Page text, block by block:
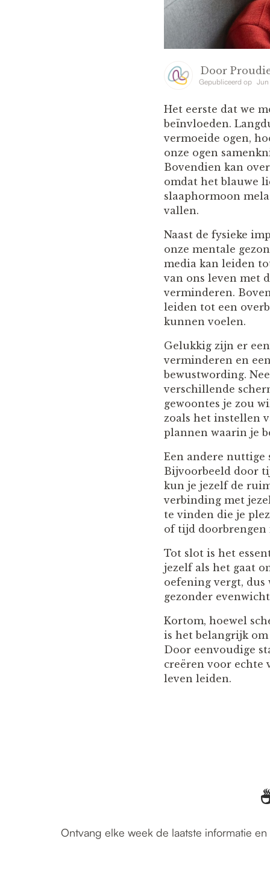
Door
Gepubliceerd op Jun
Het eerste dat we
beïnvloeden.
vermoeide ogen,
onze ogen
Bovendien kan
omdat het blauwe
slaaphormoon
vallen.
Naast de fysieke
onze mentale
media kan leiden
van ons leven met
verminderen.
leiden tot een
kunnen voelen.
Gelukkig zijn er
verminderen en
bewustwording.
verschillende
gewoontes je zou
zoals het instellen
plannen waarin je
Een andere nuttige
Bijvoorbeeld door
kun je jezelf de
verbinding met
te vinden die je
of tijd doorbrengen
Tot slot is het
jezelf als het gaat
oefening vergt,
gezonder
Kortom, hoewel
is het belangrijk
Door eenvoudige
creëren voor echte
leven leiden.
Ontvang elke week de laatste informatie